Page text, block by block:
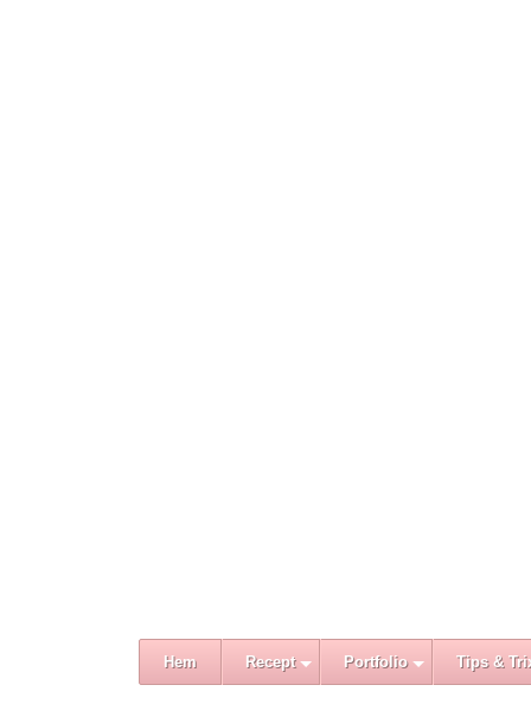
Hem Recept Portfolio Tips &